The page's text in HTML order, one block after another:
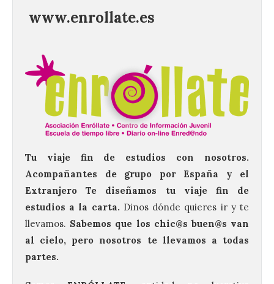
www.enrollate.es
Tu viaje fin de estudios con nosotros.
Acompañantes de grupo por España y el
Extranjero Te diseñamos tu viaje fin de
estudios a la carta. Dinos dónde quieres ir y te
llevamos. Sabemos que los chic@s buen@s van
al cielo, pero nosotros te llevamos a todas
partes.